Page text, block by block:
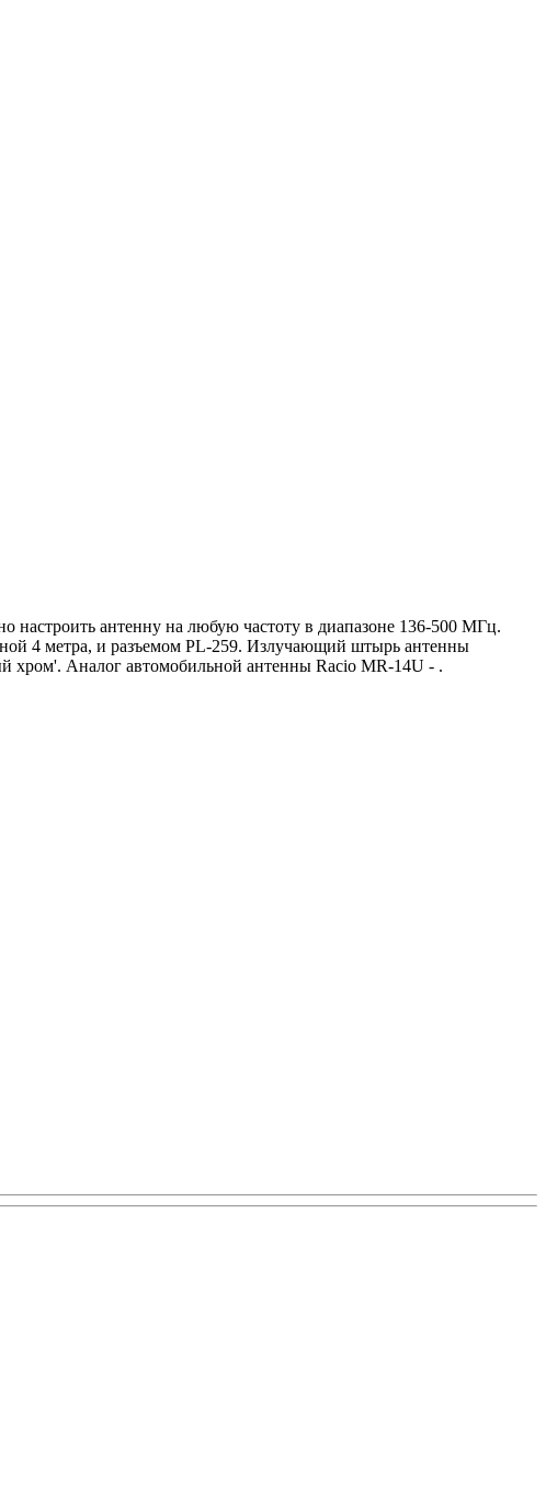
антенну на любую частоту в диапазоне 136-500 МГц.
4 метра, и разъемом PL-259. Излучающий штырь антенны
хром'. Аналог автомобильной антенны Racio MR-14U - .